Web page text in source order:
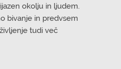
okolju in ljudem.
bivanje in predvsem
tudi več